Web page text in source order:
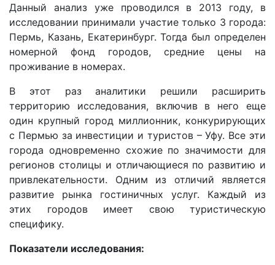
Данный анализ уже проводился в 2013 году, в
исследовании принимали участие только 3 города:
Пермь, Казань, Екатеринбург. Тогда был определен
номерной фонд городов, средние цены на
проживание в номерах.
В этот раз аналитики решили расширить
территорию исследования, включив в него еще
один крупный город миллионник, конкурирующих
с Пермью за инвестиции и туристов – Уфу. Все эти
города одновременно схожие по значимости для
регионов столицы и отличающиеся по развитию и
привлекательности. Одним из отличий является
развитие рынка гостиничных услуг. Каждый из
этих городов имеет свою туристическую
специфику.
Показатели исследования: